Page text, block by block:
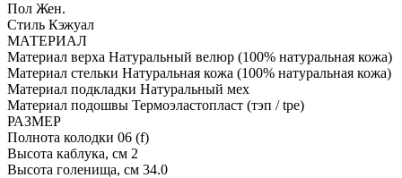
Пол Жен.
Стиль Кэжуал
МАТЕРИАЛ
Материал верха Натуральный велюр (100% натуральная кожа)
Материал стельки Натуральная кожа (100% натуральная кожа)
Материал подкладки Натуральный мех
Материал подошвы Термоэластопласт (тэп / tpe)
РАЗМЕР
Полнота колодки 06 (f)
Высота каблука, см 2
Высота голенища, см 34.0